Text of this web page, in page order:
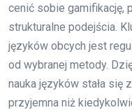
cenić sobie gamifikację,
strukturalne podejścia.
języków obcych jest
od wybranej metody.
nauka języków stała się
przyjemna niż